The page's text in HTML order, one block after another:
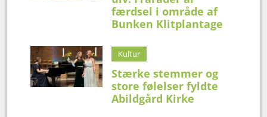
færdsel i område af
Bunken Klitplantage
Kultur
Stærke stemmer og
store følelser fyldte
Abildgård Kirke